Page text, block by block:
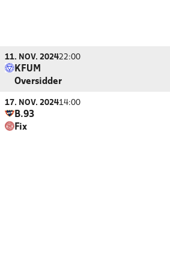
11. NOV. 202422:00
KFUM
Oversidder
17. NOV. 202414:00
B.93
Fix